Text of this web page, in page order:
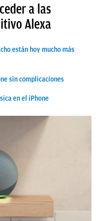
a las
Alexa
están hoy mucho más
sin complicaciones
en el iPhone